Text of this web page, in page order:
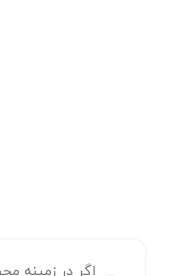
اگر در زمینه